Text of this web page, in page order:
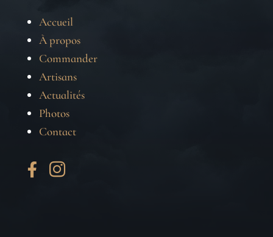
Accueil
À propos
Commander
Artisans
Actualités
Photos
Contact
 